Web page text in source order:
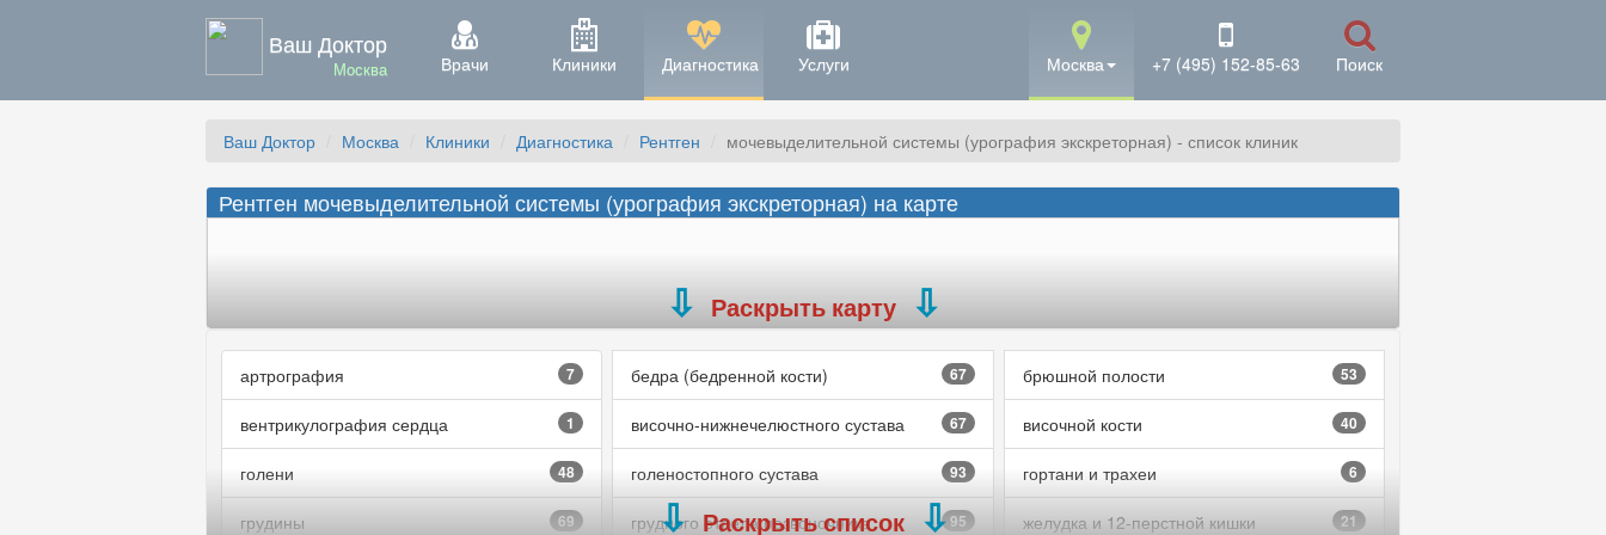
Ваш Доктор
Москва Врачи Клиники Диагностика Услуги Москва +7 (495) 152-85-63 Поиск
Ваш Доктор Москва Клиники Диагностика Рентген мочевыделительной системы (урография экскреторная) - список клиник
Рентген мочевыделительной системы (урография экскреторная) на карте
Раскрыть карту
артрография 7 бедра (бедренной кости) 67 брюшной полости 53
вентрикулография сердца 1 височно-нижнечелюстного сустава 67 височной кости 40
голени 48 голеностопного сустава 93 гортани и трахеи 6
грудины 69 грудного отдела позвоночника 95 желудка и 12-перстной кишки 21
Раскрыть список